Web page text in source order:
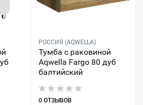
РОССИЯ (AQWELLA)
Тумба с раковиной
Aqwella Fargo 80 дуб
балтийский
0 ОТЗЫВОВ